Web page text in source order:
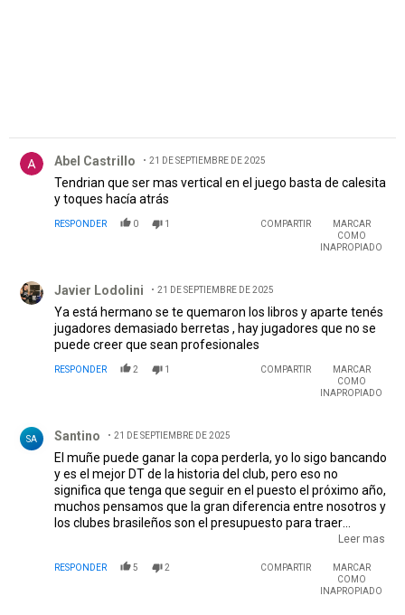
Abel Castrillo 21 DE SEPTIEMBRE DE 2025
Tendrian que ser mas vertical en el juego basta de calesita
y toques hacía atrás
RESPONDER 0 1 COMPARTIR
MARCAR
COMO
INAPROPIADO
Javier Lodolini 21 DE SEPTIEMBRE DE 2025
Ya está hermano se te quemaron los libros y aparte tenés
jugadores demasiado berretas , hay jugadores que no se
puede creer que sean profesionales
RESPONDER 2 1 COMPARTIR
MARCAR
COMO
INAPROPIADO
SA Santino 21 DE SEPTIEMBRE DE 2025
El muñe puede ganar la copa perderla, yo lo sigo bancando
y es el mejor DT de la historia del club, pero eso no
significa que tenga que seguir en el puesto el próximo año,
muchos pensamos que la gran diferencia entre nosotros y
los clubes brasileños son el presupuesto para traer
jugadores, lo cual puede ser verdad, pero para nada es el
tienen profesionalizado, las mejores instalaciones para los
jugadores, así logran sacar un cuerpo físicamente, flaco
Leer mas
RESPONDER 5 2 COMPARTIR
MARCAR
COMO
INAPROPIADO